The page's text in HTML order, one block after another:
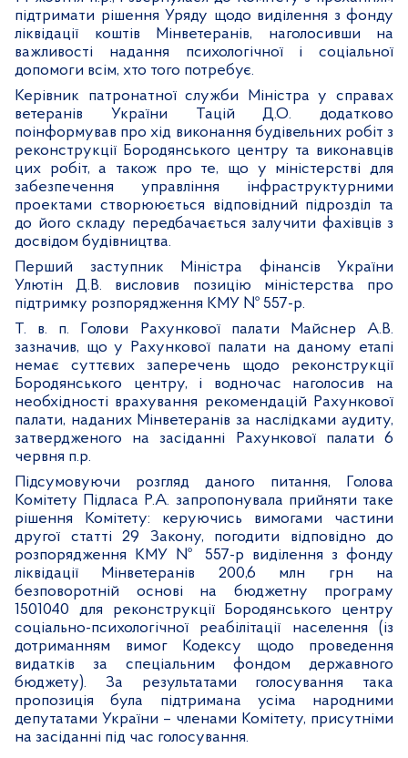
підтримати рішення Уряду щодо виділення з фонду
ліквідації коштів Мінветеранів, наголосивши на
важливості надання психологічної і соціальної
допомоги всім, хто того потребує.
Керівник патронатної служби Міністра у справах
ветеранів України Тацій Д.О. додатково
поінформував про хід виконання будівельних робіт з
реконструкції Бородянського центру та виконавців
цих робіт, а також про те, що у міністерстві для
забезпечення управління інфраструктурними
проектами створююється відповідний підрозділ та
до його складу передбачається залучити фахівців з
досвідом будівництва.
Перший заступник Міністра фінансів України
Улютін Д.В. висловив позицію міністерства про
підтримку розпорядження КМУ № 557-р.
Т. в. п. Голови Рахункової палати Майснер А.В.
зазначив, що у Рахункової палати на даному етапі
немає суттєвих заперечень щодо реконструкції
Бородянського центру, і водночас наголосив на
необхідності врахування рекомендацій Рахункової
палати, наданих Мінветеранів за наслідками аудиту,
затвердженого на засіданні Рахункової палати 6
червня п.р.
Підсумовуючи розгляд даного питання, Голова
Комітету Підласа Р.А. запропонувала прийняти таке
рішення Комітету: керуючись вимогами частини
другої статті 29 Закону, погодити відповідно до
розпорядження КМУ № 557-р виділення з фонду
ліквідації Мінветеранів 200,6 млн грн на
безповоротній основі на бюджетну програму
1501040 для реконструкції Бородянського центру
соціально-психологічної реабілітації населення (із
дотриманням вимог Кодексу щодо проведення
видатків за спеціальним фондом державного
бюджету). За результатами голосування така
пропозиція була підтримана усіма народними
депутатами України – членами Комітету, присутніми
на засіданні під час голосування.